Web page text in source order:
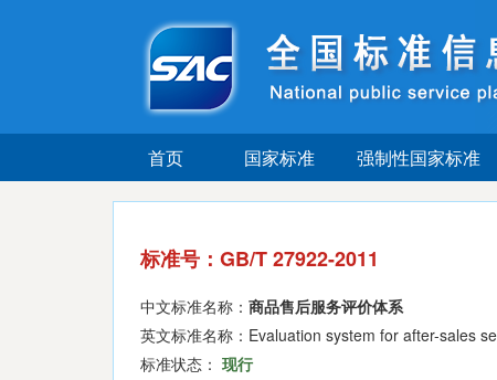
首页 国家标准 强制性国家标准
标准号：GB/T 27922-2011
中文标准名称： 商品售后服务评价体系
英文标准名称：Evaluation system for after-sales
标准状态： 现行